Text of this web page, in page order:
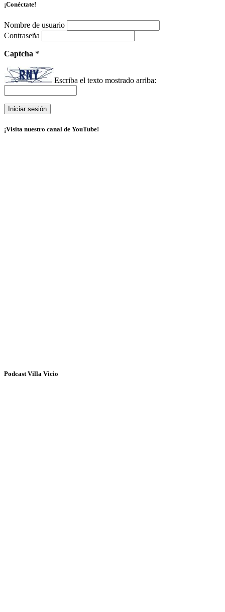
¡Conéctate!
Nombre de usuario
Contraseña
Captcha *
Escriba el texto mostrado arriba:
¡Visita nuestro canal de YouTube!
Podcast Villa Vicio